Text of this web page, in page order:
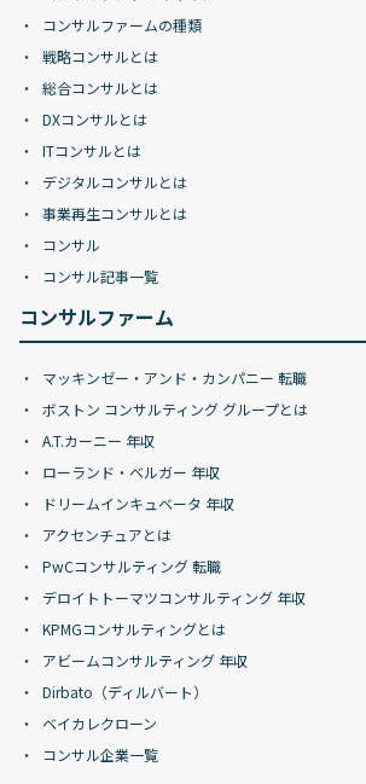
コンサルファームの種類
戦略コンサルとは
総合コンサルとは
DXコンサルとは
ITコンサルとは
デジタルコンサルとは
事業再生コンサルとは
コンサル
コンサル記事一覧
コンサルファーム
マッキンゼー・アンド・カンパニー 転職
ボストン コンサルティング グループとは
A.T.カーニー 年収
ローランド・ベルガー 年収
ドリームインキュベータ 年収
アクセンチュアとは
PwCコンサルティング 転職
デロイトトーマツコンサルティング 年収
KPMGコンサルティングとは
アビームコンサルティング 年収
Dirbato（ディルバート）
ベイカレクローン
コンサル企業一覧